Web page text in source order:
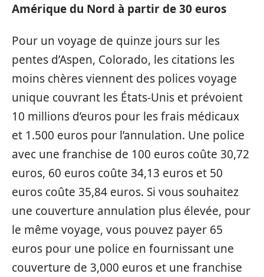
Amérique du Nord à partir de 30 euros
Pour un voyage de quinze jours sur les
pentes d’Aspen, Colorado, les citations les
moins chères viennent des polices voyage
unique couvrant les États-Unis et prévoient
10 millions d’euros pour les frais médicaux
et 1.500 euros pour l’annulation. Une police
avec une franchise de 100 euros coûte 30,72
euros, 60 euros coûte 34,13 euros et 50
euros coûte 35,84 euros. Si vous souhaitez
une couverture annulation plus élevée, pour
le même voyage, vous pouvez payer 65
euros pour une police en fournissant une
couverture de 3,000 euros et une franchise